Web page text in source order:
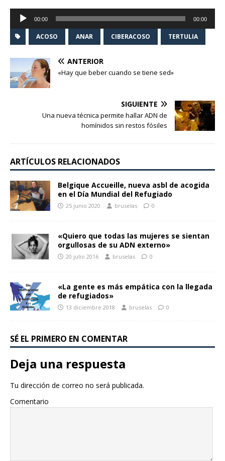
Reproductor
audio
00:00 00:00
ACOSO ANAR CIBERACOSO TERTULIA
ANTERIOR
«Hay que beber cuando se tiene sed»
SIGUIENTE
Una nueva técnica permite hallar ADN de
homínidos sin restos fósiles
ARTÍCULOS RELACIONADOS
Belgique Accueille, nueva asbl de acogida
en el Día Mundial del Refugiado
25 junio 2020 bruselas 0
«Quiero que todas las mujeres se sientan
orgullosas de su ADN externo»
20 julio 2016 bruselas 0
«La gente es más empática con la llegada
de refugiados»
13 diciembre 2018 bruselas 0
SÉ EL PRIMERO EN COMENTAR
Deja una respuesta
Tu dirección de correo no será publicada.
Comentario